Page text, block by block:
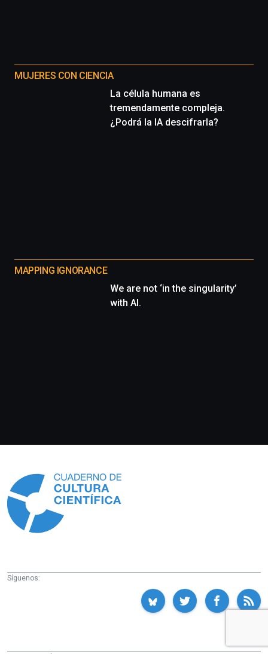
MUJERES CON CIENCIA
La célula humana es
tremendamente compleja.
¿Podrá la IA descifrarla?
MAPPING IGNORANCE
We are not ‘in the singularity’
with AI.
Síguenos: